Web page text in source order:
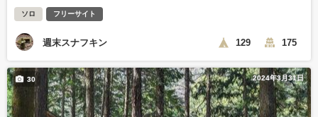
ソロ フリーサイト
週末スナフキン 129 175
2024年3月31日
30